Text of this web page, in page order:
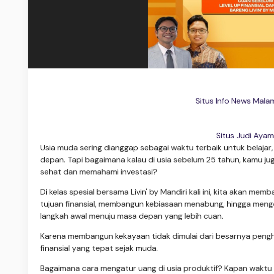
Situs Info News
Situs Judi
Usia muda sering dianggap sebagai waktu terbaik untuk
depan. Tapi bagaimana kalau di usia sebelum 25 tahun, kamu
sehat dan memahami investasi?
Di kelas spesial bersama Livin' by Mandiri kali ini, kita akan
tujuan finansial, membangun kebiasaan menabung, hingga
langkah awal menuju masa depan yang lebih cuan.
Karena membangun kekayaan tidak dimulai dari besarnya
finansial yang tepat sejak muda.
Bagaimana cara mengatur uang di usia produktif? Kapan